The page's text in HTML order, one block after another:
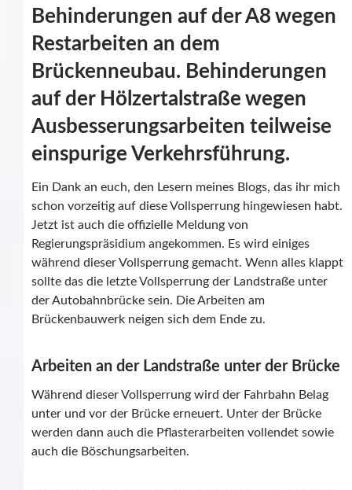
Behinderungen auf der A8 wegen
Restarbeiten an dem
Brückenneubau. Behinderungen
auf der Hölzertalstraße wegen
Ausbesserungsarbeiten teilweise
einspurige Verkehrsführung.
Ein Dank an euch, den Lesern meines Blogs, das ihr mich
schon vorzeitig auf diese Vollsperrung hingewiesen habt.
Jetzt ist auch die offizielle Meldung von
Regierungspräsidium angekommen. Es wird einiges
während dieser Vollsperrung gemacht. Wenn alles klappt
sollte das die letzte Vollsperrung der Landstraße unter
der Autobahnbrücke sein. Die Arbeiten am
Brückenbauwerk neigen sich dem Ende zu.
Arbeiten an der Landstraße unter der Brücke
Während dieser Vollsperrung wird der Fahrbahn Belag
unter und vor der Brücke erneuert. Unter der Brücke
werden dann auch die Pflasterarbeiten vollendet sowie
auch die Böschungsarbeiten.